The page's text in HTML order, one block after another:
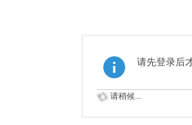
请先登录后
请稍候...